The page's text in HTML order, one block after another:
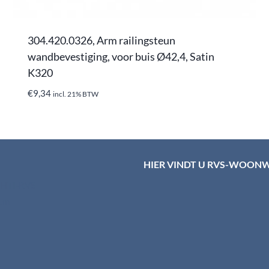
304.420.0326, Arm railingsteun
wandbevestiging, voor buis Ø42,4, Satin
K320
€9,34 incl. 21% BTW
HIER VINDT U RVS-